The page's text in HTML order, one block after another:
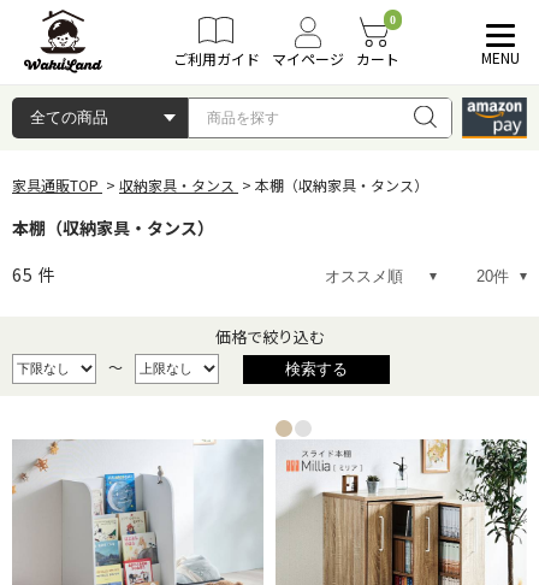
ご利用ガイド マイページ
0
カート MENU
家具通販TOP 収納家具・タンス 本棚（収納家具・タンス）
本棚（収納家具・タンス）
65 件
価格で絞り込む
～